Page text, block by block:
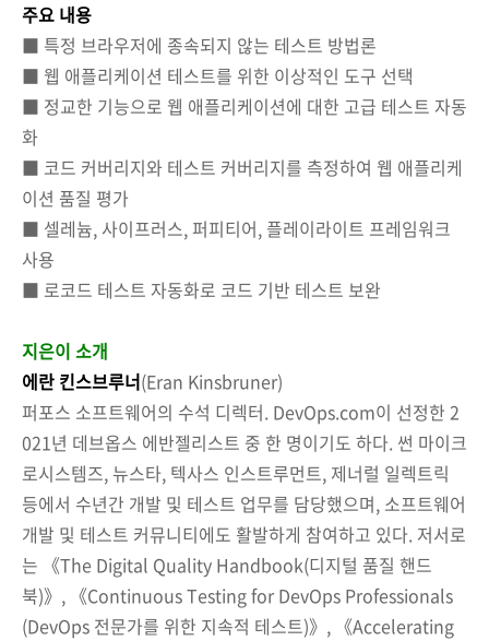
주요 내용
■ 특정 브라우저에 종속되지 않는 테스트 방법론
■ 웹 애플리케이션 테스트를 위한 이상적인 도구 선택
■ 정교한 기능으로 웹 애플리케이션에 대한 고급 테스트 자동
화
■ 코드 커버리지와 테스트 커버리지를 측정하여 웹 애플리케
이션 품질 평가
■ 셀레늄, 사이프러스, 퍼피티어, 플레이라이트 프레임워크
사용
■ 로코드 테스트 자동화로 코드 기반 테스트 보완
지은이 소개
에란 킨스브루너(Eran Kinsbruner)
퍼포스 소프트웨어의 수석 디렉터. DevOps.com이 선정한 2
021년 데브옵스 에반젤리스트 중 한 명이기도 하다. 썬 마이크
로시스템즈, 뉴스타, 텍사스 인스트루먼트, 제너럴 일렉트릭
등에서 수년간 개발 및 테스트 업무를 담당했으며, 소프트웨어
개발 및 테스트 커뮤니티에도 활발하게 참여하고 있다. 저서로
는 《The Digital Quality Handbook(디지털 품질 핸드
북)》, 《Continuous Testing for DevOps Professionals
(DevOps 전문가를 위한 지속적 테스트)》, 《Accelerating